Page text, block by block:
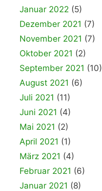
Januar 2022 (5)
Dezember 2021 (7)
November 2021 (7)
Oktober 2021 (2)
September 2021 (10)
August 2021 (6)
Juli 2021 (11)
Juni 2021 (4)
Mai 2021 (2)
April 2021 (1)
März 2021 (4)
Februar 2021 (6)
Januar 2021 (8)